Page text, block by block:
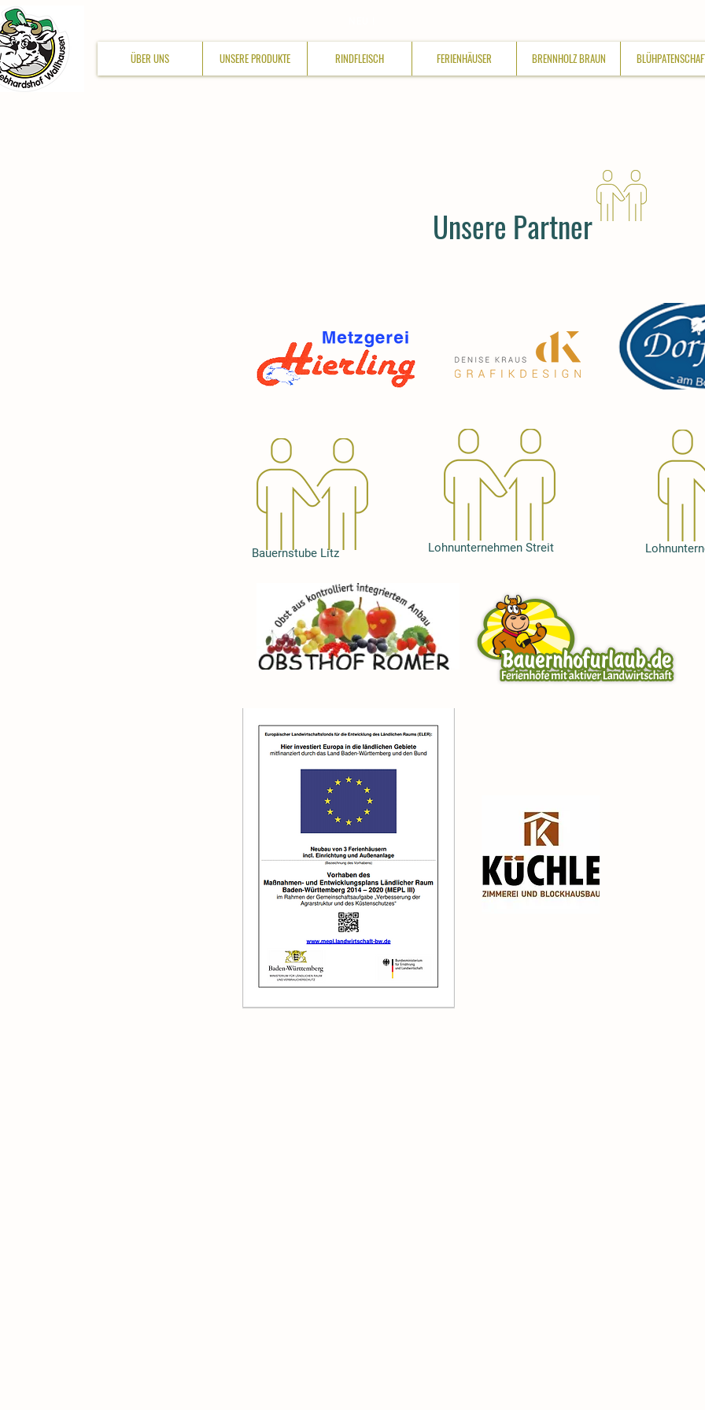
ÜBER UNS UNSERE PRODUKTE RINDFLEISCH FERIENHÄUSER BRENNHOLZ BRAUN
Unsere Partner
Bauernstube Litz Lohnunternehmen Streit